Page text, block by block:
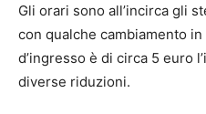
Gli orari sono all’incirca gli
con qualche cambiamento
d’ingresso è di circa 5 euro
diverse riduzioni.